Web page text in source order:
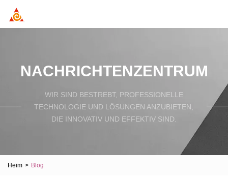
NACHRICHTENZENTRUM
WIR SIND BESTREBT, PROFESSIONELLE
TECHNOLOGIE UND LÖSUNGEN ANZUBIETEN,
DIE INNOVATIV UND EFFEKTIV SIND.
Heim > Blog